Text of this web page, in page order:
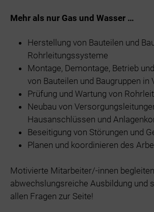
Mehr als nur Gas und Wasser …
Herstellung von Bauteilen und
Rohrleitungssysteme
Montage, Demontage, Betrieb
von Bauteilen und Baugruppen in
Prüfung und Wartung von
Neubau von
Hausanschlüssen und
Beseitigung von Störungen und
Planen und koordinieren des
Motivierte Mitarbeiter/-innen
abwechslungsreiche Ausbildung und
allen Fragen zur Seite!